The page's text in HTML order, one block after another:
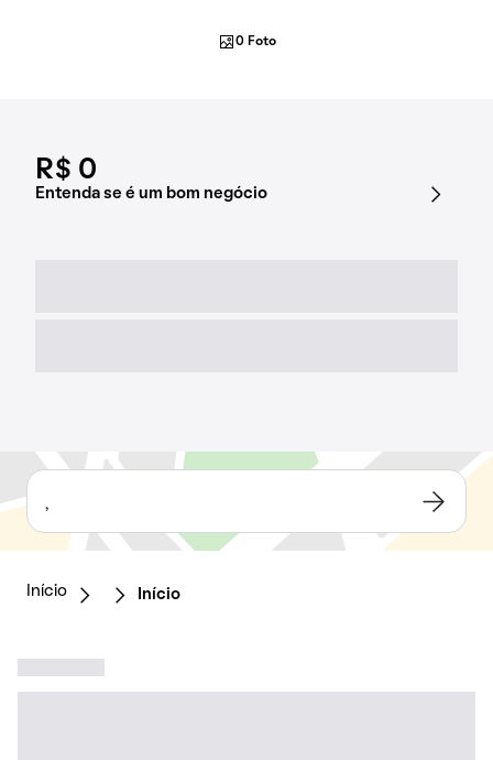
R$ 0
Entenda se é um bom negócio
0 Foto
,
Início Início